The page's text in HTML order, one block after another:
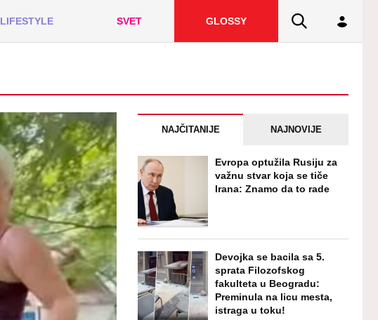
LIFESTYLE SVET GLOSSY
NAJČITANIJE NAJNOVIJE
Evropa optužila Rusiju za
važnu stvar koja se tiče
Irana: Znamo da to rade
Devojka se bacila sa 5.
sprata Filozofskog
fakulteta u Beogradu:
Preminula na licu mesta,
istraga u toku!